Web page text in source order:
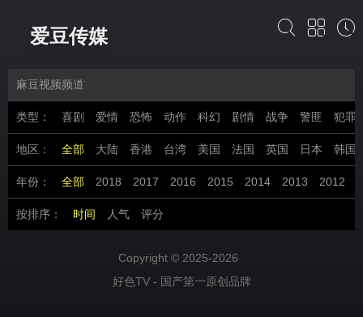
爱豆传媒
麻豆视频频道
类型： 喜剧 爱情 恐怖 动作 科幻 剧情 战争 警匪 犯罪
地区： 全部 大陆 香港 台湾 美国 法国 英国 日本 韩国
年份： 全部 2018 2017 2016 2015 2014 2013 2012
按排序： 时间 人气 评分
Copyright © 2025-2026
好色TV - 国产第一原创品牌